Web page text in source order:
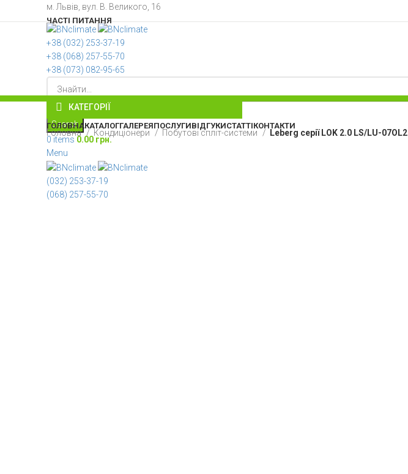
м. Львів, вул. В. Великого, 16
ЧАСТІ ПИТАННЯ
+38 ‎(032) 253-37-19
+38 (068) 257-55-70
+38 (073) 082-95-65
Оберіть категорію
Search
0 items 0.00 грн.
Menu
(032) 253-37-19
(068) 257-55-70
КАТЕГОРІЇ
ГОЛОВНАКАТАЛОГГАЛЕРЕЯПОСЛУГИВІДГУКИСТАТТІКОНТАКТИ
Головна Кондиціонери Побутові спліт-системи Leberg серії LOK 2.0 LS/LU-07OL2